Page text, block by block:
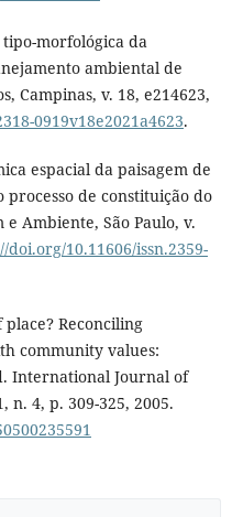
tipo-morfológica da
ambiental de
Campinas, v. 18, e214623,
0919v18e2021a4623.
espacial da paisagem de
processo de constituição do
Ambiente, São Paulo, v.
doi.org/10.11606/issn.2359-
place? Reconciling
community values:
International Journal of
n. 4, p. 309-325, 2005.